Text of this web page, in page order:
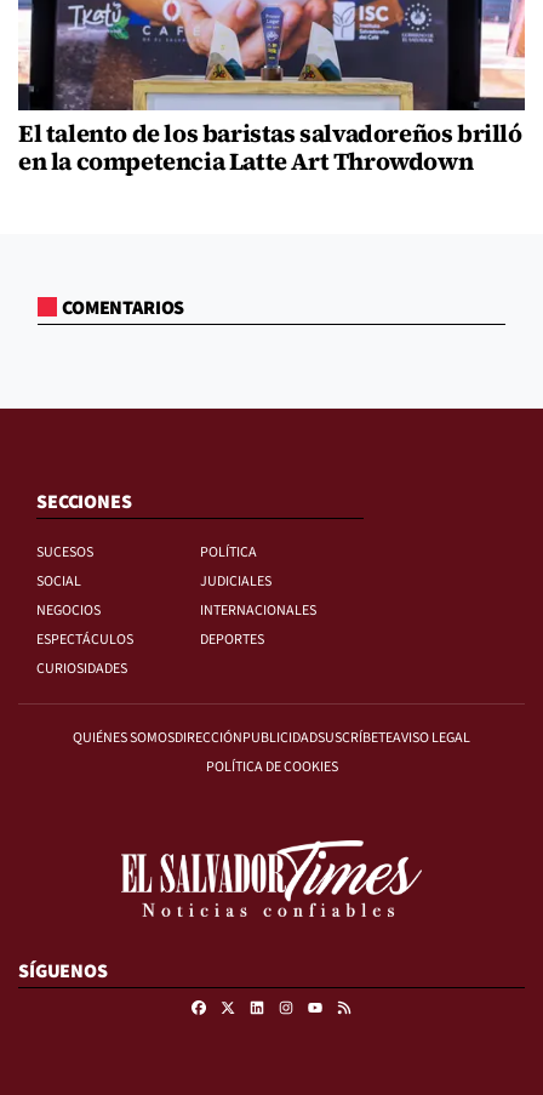
El talento de los baristas salvadoreños brilló
en la competencia Latte Art Throwdown
COMENTARIOS
SECCIONES
SUCESOS
POLÍTICA
SOCIAL
JUDICIALES
NEGOCIOS
INTERNACIONALES
ESPECTÁCULOS
DEPORTES
CURIOSIDADES
QUIÉNES SOMOSDIRECCIÓNPUBLICIDADSUSCRÍBETEAVISO LEGAL
POLÍTICA DE COOKIES
SÍGUENOS
FacebookLinkedinInstagram